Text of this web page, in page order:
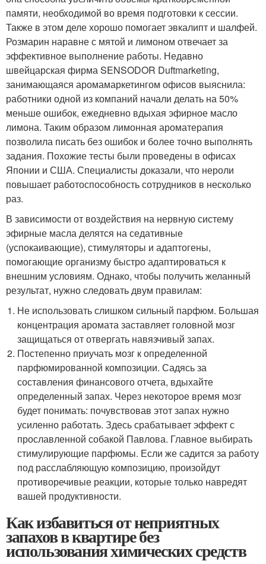
памяти, необходимой во время подготовки к сессии.
Также в этом деле хорошо помогает эвкалипт и шалфей.
Розмарин наравне с мятой и лимоном отвечает за
эффективное выполнение работы. Недавно
швейцарская фирма SENSODOR Duftmarketing,
занимающаяся аромамаркетингом офисов выяснила:
работники одной из компаний начали делать на 50%
меньше ошибок, ежедневно вдыхая эфирное масло
лимона. Таким образом лимонная ароматерапия
позволила писать без ошибок и более точно выполнять
задания. Похожие тесты были проведены в офисах
Японии и США. Специалисты доказали, что нероли
повышает работоспособность сотрудников в несколько
раз.
В зависимости от воздействия на нервную систему
эфирные масла делятся на седативные
(успокаивающие), стимуляторы и адаптогены,
помогающие организму быстро адаптироваться к
внешним условиям. Однако, чтобы получить желанный
результат, нужно следовать двум правилам:
Не использовать слишком сильный парфюм. Большая
концентрация аромата заставляет головной мозг
защищаться от отвергать навязчивый запах.
Постепенно приучать мозг к определенной
парфюмированной композиции. Садясь за
составления финансового отчета, вдыхайте
определенный запах. Через некоторое время мозг
будет понимать: почувствовав этот запах нужно
усиленно работать. Здесь срабатывает эффект с
прославленной собакой Павлова. Главное выбирать
стимулирующие парфюмы. Если же садится за работу
под расслабляющую композицию, произойдут
противоречивые реакции, которые только навредят
вашей продуктивности.
Как избавиться от неприятных
запахов в квартире без
использования химических средств